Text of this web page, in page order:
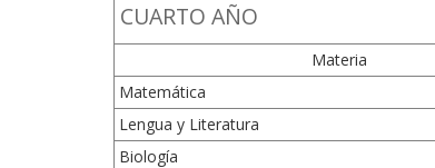
CUARTO AÑO
Materia
Matemática
Lengua y Literatura
Biología